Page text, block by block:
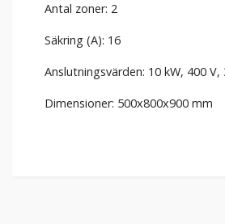
Antal zoner: 2
Säkring (A): 16
Anslutningsvärden: 10 kW, 400 V,
Dimensioner: 500x800x900 mm